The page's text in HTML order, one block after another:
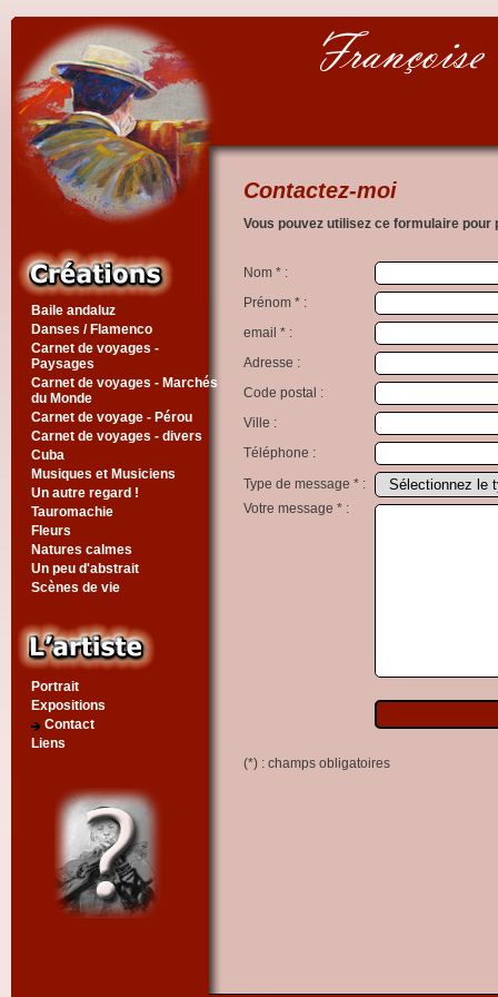
Baile andaluz
Danses / Flamenco
Carnet de voyages -
Paysages
Carnet de voyages - Marchés
du Monde
Carnet de voyage - Pérou
Carnet de voyages - divers
Cuba
Musiques et Musiciens
Un autre regard !
Tauromachie
Fleurs
Natures calmes
Un peu d'abstrait
Scènes de vie
Portrait
Expositions
Contact
Liens
Contactez-moi
Vous pouvez utilisez ce formulaire
Nom * :
Prénom * :
email * :
Adresse :
Code postal :
Ville :
Téléphone :
Type de message * :
Votre message * :
(*) : champs obligatoires